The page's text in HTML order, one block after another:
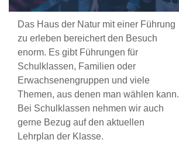
Das Haus der Natur mit einer Führung
zu erleben bereichert den Besuch
enorm. Es gibt Führungen für
Schulklassen, Familien oder
Erwachsenengruppen und viele
Themen, aus denen man wählen kann.
Bei Schulklassen nehmen wir auch
gerne Bezug auf den aktuellen
Lehrplan der Klasse.